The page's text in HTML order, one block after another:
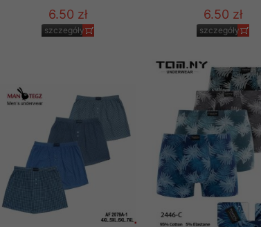
6.50 zł
szczegóły
6.50 zł
szczegóły